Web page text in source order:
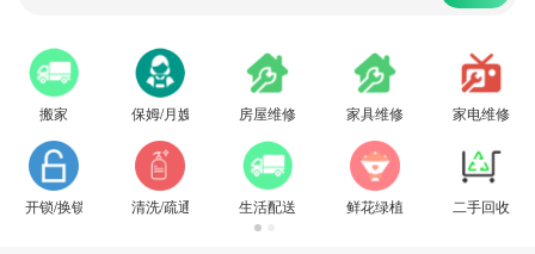
搬家 保姆/月嫂 房屋维修 家具维修 家电维修
开锁/换锁 清洗/疏通 生活配送 鲜花绿植 二手回收